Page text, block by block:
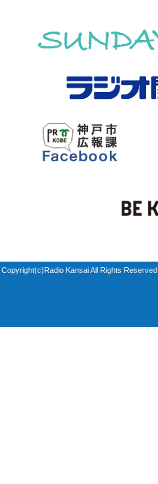
Copyright(c)Radio Kansai All Rights Reserved.